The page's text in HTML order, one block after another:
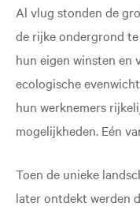
Al vlug stonden de
de rijke ondergrond
hun eigen winsten en
ecologische
hun werknemers
mogelijkheden. Eén
Toen de unieke
later ontdekt werden